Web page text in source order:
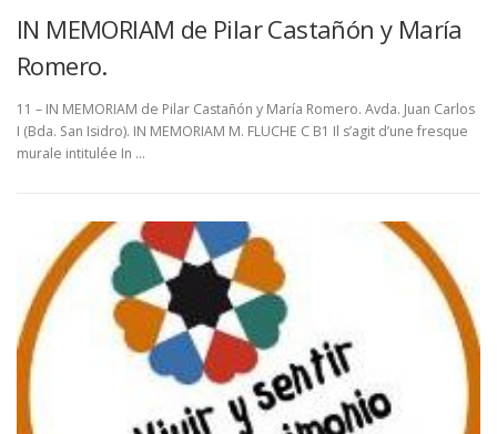
IN MEMORIAM de Pilar Castañón y María
Romero.
11 – IN MEMORIAM de Pilar Castañón y María Romero. Avda. Juan Carlos
I (Bda. San Isidro). IN MEMORIAM M. FLUCHE C B1 Il s’agit d’une fresque
murale intitulée In …